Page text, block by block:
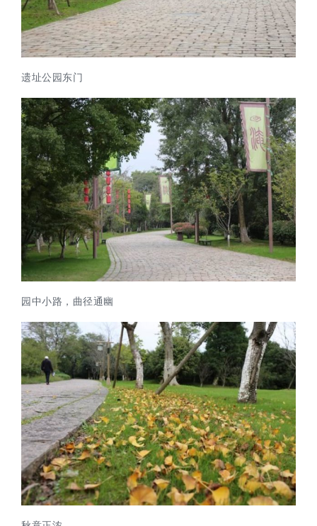
遗址公园东门
园中小路，曲径通幽